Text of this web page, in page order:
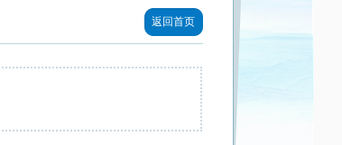
返回首页